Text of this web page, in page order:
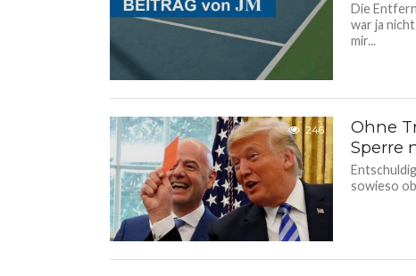
Die
war ja
mir...
246
Ohne
Sperre
sowieso